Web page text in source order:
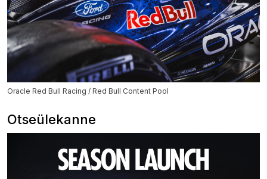
Oracle Red Bull Racing / Red Bull Content Pool
Otseülekanne